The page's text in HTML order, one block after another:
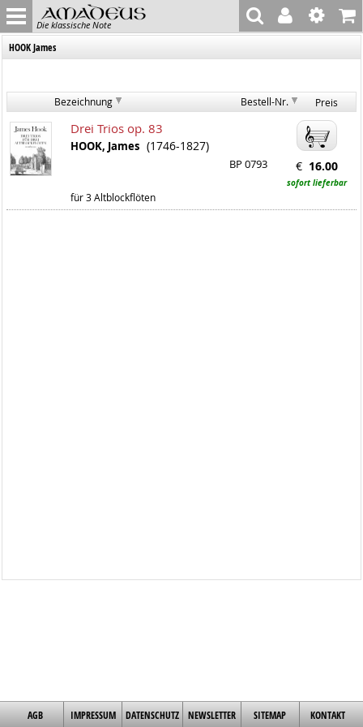
Die klassische Note
HOOK James
Bezeichnung Bestell-Nr. Preis
Drei Trios op. 83
HOOK, James(1746-1827)
für 3 Altblockflöten
BP 0793 € 16.00
sofort lieferbar
AGB IMPRESSUM DATENSCHUTZ NEWSLETTER SITEMAP KONTAKT